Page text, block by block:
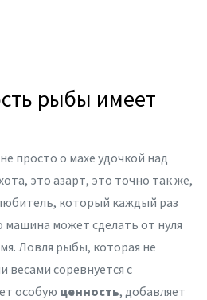
рыбы имеет
просто о махе удочкой над
это азарт, это точно так же,
который каждый раз
машина может сделать от нуля
Ловля рыбы, которая не
соревнуется с
особую ценность, добавляет